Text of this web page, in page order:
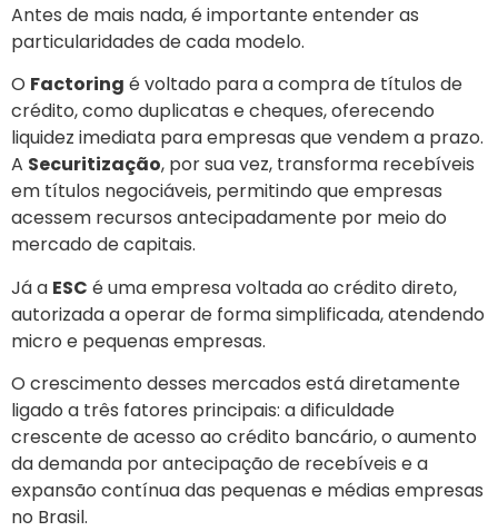
Antes de mais nada, é importante entender as
particularidades de cada modelo.
O Factoring é voltado para a compra de títulos de
crédito, como duplicatas e cheques, oferecendo
liquidez imediata para empresas que vendem a prazo.
A Securitização, por sua vez, transforma recebíveis
em títulos negociáveis, permitindo que empresas
acessem recursos antecipadamente por meio do
mercado de capitais.
Já a ESC é uma empresa voltada ao crédito direto,
autorizada a operar de forma simplificada, atendendo
micro e pequenas empresas.
O crescimento desses mercados está diretamente
ligado a três fatores principais: a dificuldade
crescente de acesso ao crédito bancário, o aumento
da demanda por antecipação de recebíveis e a
expansão contínua das pequenas e médias empresas
no Brasil.